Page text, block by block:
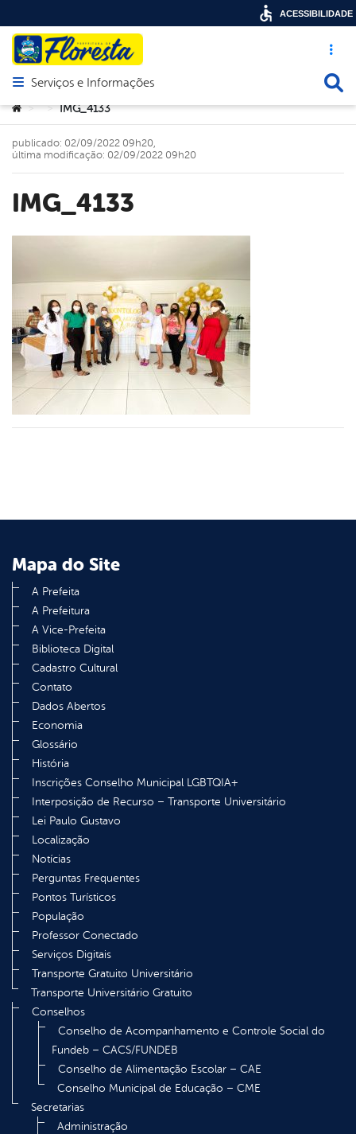
Acesso
Abrir menu principal de navegação
Serviços e Informações
Você está aqui:
> > IMG_4133
IMG_4133
publicado: 02/09/2022 09h20,
última modificação: 02/09/2022 09h20
Mapa do Site
A Prefeita
A Prefeitura
A Vice-Prefeita
Biblioteca Digital
Cadastro Cultural
Contato
Dados Abertos
Economia
Glossário
História
Inscrições Conselho Municipal LGBTQIA+
Interposição de Recurso – Transporte Universitário
Lei Paulo Gustavo
Localização
Notícias
Perguntas Frequentes
Pontos Turísticos
População
Professor Conectado
Serviços Digitais
Transporte Gratuito Universitário
Transporte Universitário Gratuito
Conselhos
Conselho de Acompanhamento e Controle Social do
Fundeb – CACS/FUNDEB
Conselho de Alimentação Escolar – CAE
Conselho Municipal de Educação – CME
Secretarias
Administração
ACESSIBILIDADE